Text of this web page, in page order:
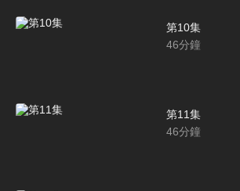
第10集
46分鐘
第11集
46分鐘